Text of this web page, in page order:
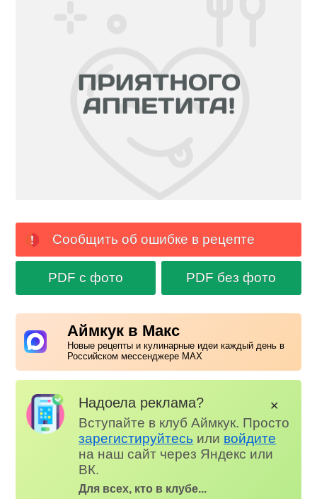
Сообщить об ошибке в рецепте
PDF с фото PDF без фото
Аймкук в Макс
Новые рецепты и кулинарные идеи каждый день в
Российском мессенджере MAX
Надоела реклама?
Вступайте в клуб Аймкук. Просто
зарегистируйтесь или войдите
на наш сайт через Яндекс или
ВК.
Для всех, кто в клубе...
✕